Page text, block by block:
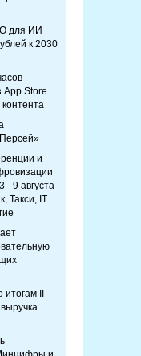
для ИИ
к 2030
App Store
и
- 9 августа
Такси, IT
II